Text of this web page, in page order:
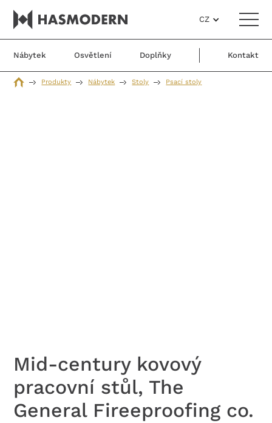
CZ
Nábytek Osvětlení Doplňky Kontakt
Produkty Nábytek Stoly Psací stoly
Mid-century kovový
pracovní stůl, The
General Fireeproofing co.